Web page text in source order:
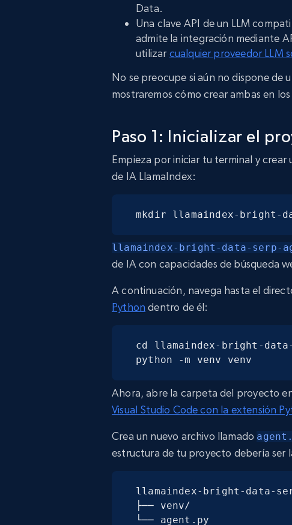
Data.
Una clave API de un LLM
admite la integración mediante
utilizar cualquier proveedor LLM
No se preocupe si aún no dispone de
mostraremos cómo crear ambas en
Paso 1: Inicializar el
Empieza por iniciar tu terminal y
de IA LlamaIndex:
mkdir llamaindex-bright-
llamaindex-bright-data-serp-
de IA con capacidades de búsqueda
A continuación, navega hasta el
Python dentro de él:
cd llamaindex-bright-
python -m venv venv
Ahora, abre la carpeta del proyecto
Visual Studio Code con la extensión
Crea un nuevo archivo llamado
estructura de tu proyecto debería ser
llamaindex-bright-data-
├── venv/
└── agent.py